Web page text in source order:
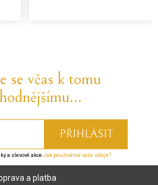
se včas k tomu
a slevové akce.Jak používáme vaše údaje?
a platba